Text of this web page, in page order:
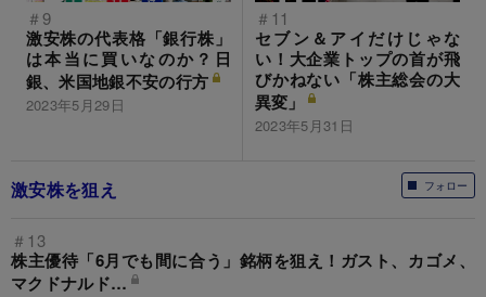
＃9
激安株の代表格「銀行株」
は本当に買いなのか？日
銀、米国地銀不安の行方
2023年5月29日
＃11
セブン＆アイだけじゃな
い！大企業トップの首が飛
びかねない「株主総会の大
異変」
2023年5月31日
フォロー
激安株を狙え
＃13
株主優待「6月でも間に合う」銘柄を狙え！ガスト、カゴメ、
マクドナルド…